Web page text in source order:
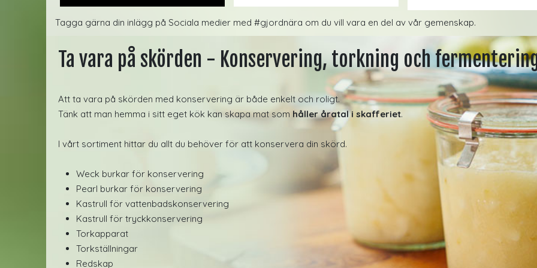
Tagga gärna din inlägg på Sociala medier med #gjordnära om du vill vara en del av vår gemenskap.
Ta vara på skörden - Konservering, torkning och
Att ta vara på skörden med konservering är både enkelt och roligt.
Tänk att man hemma i sitt eget kök kan skapa mat som håller åratal i skafferiet.
I vårt sortiment hittar du allt du behöver för att konservera din skörd.
Weck burkar för konservering
Pearl burkar för konservering
Kastrull för vattenbadskonservering
Kastrull för tryckkonservering
Torkapparat
Torkställningar
Redskap